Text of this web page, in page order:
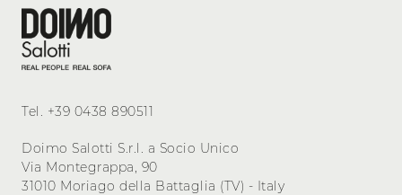
Tel. +39 0438 890511
Doimo Salotti S.r.l. a Socio Unico
Via Montegrappa, 90
31010 Moriago della Battaglia (TV) - Italy